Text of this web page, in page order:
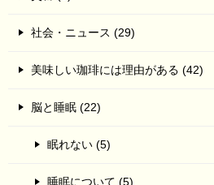
社会・ニュース (29)
美味しい珈琲には理由がある (42)
脳と睡眠 (22)
眠れない (5)
睡眠について (5)